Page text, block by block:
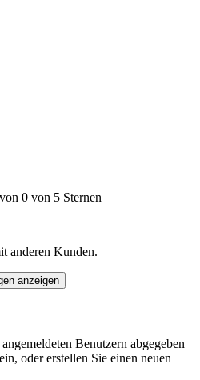
0 von 5 Sternen
anderen Kunden.
anzeigen
Benutzern abgegeben
oder erstellen Sie einen neuen